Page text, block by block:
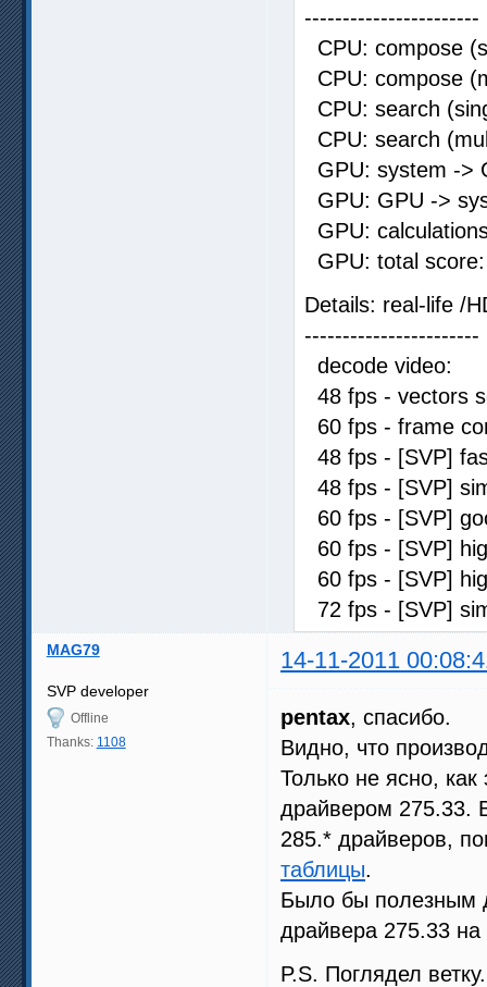
-----------------------
CPU: compose
CPU: compose
CPU: search
CPU: search
GPU: system -
GPU: GPU ->
GPU:
GPU: total
Details: real-life /
-----------------------
decode
48 fps -
60 fps - frame
48 fps - [SVP]
48 fps - [SVP]
60 fps -
60 fps -
60 fps - [SVP]
72 fps - [SVP]
MAG79 14-11-2011
SVP developer
Offline
Thanks: 1108
pentax, спасибо.
Видно, что
Только не ясно,
драйвером 275.33.
285.* драйверов,
таблицы.
Было бы полезным
драйвера 275.33 на
P.S. Поглядел